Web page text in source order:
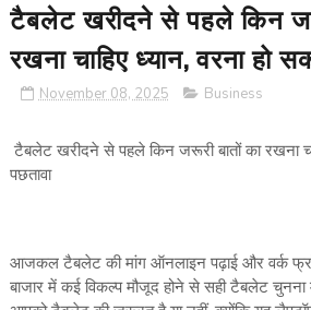
टैबलेट खरीदने से पहले किन
रखना चाहिए ध्यान, वरना हो
November 08, 2025 Business
टैबलेट खरीदने से पहले किन जरूरी बातों का रखना
पछतावा
आजकल टैबलेट की मांग ऑनलाइन पढ़ाई और वर्क
बाजार में कई विकल्प मौजूद होने से सही टैबलेट